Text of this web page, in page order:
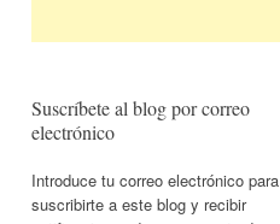
Suscríbete al blog por correo
electrónico
Introduce tu correo electrónico para
suscribirte a este blog y recibir